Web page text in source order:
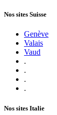
Nos sites Suisse
Genève
Valais
Vaud
.
.
.
.
Nos sites Italie